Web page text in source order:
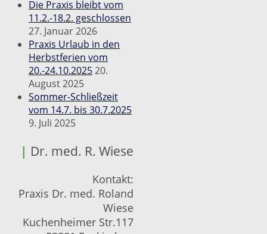
Die Praxis bleibt vom
11.2.-18.2. geschlossen
27. Januar 2026
Praxis Urlaub in den
Herbstferien vom
20.-24.10.202520.
August 2025
Sommer-Schließzeit
vom 14.7. bis 30.7.2025
9. Juli 2025
| Dr. med. R. Wiese
Kontakt:
Praxis Dr. med. Roland
Wiese
Kuchenheimer Str.117